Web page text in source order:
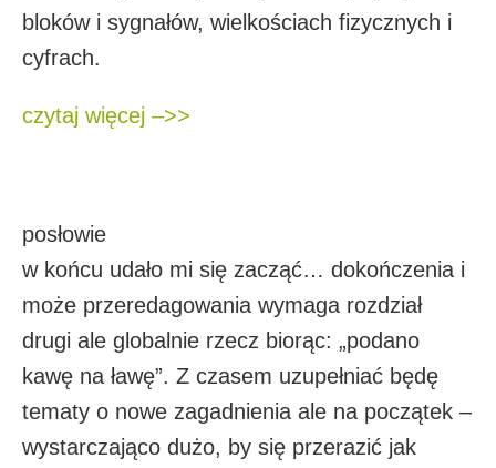
bloków i sygnałów, wielkościach fizycznych i
cyfrach.
czytaj więcej –>>
posłowie
w końcu udało mi się zacząć… dokończenia i
może przeredagowania wymaga rozdział
drugi ale globalnie rzecz biorąc: „podano
kawę na ławę”. Z czasem uzupełniać będę
tematy o nowe zagadnienia ale na początek –
wystarczająco dużo, by się przerazić jak